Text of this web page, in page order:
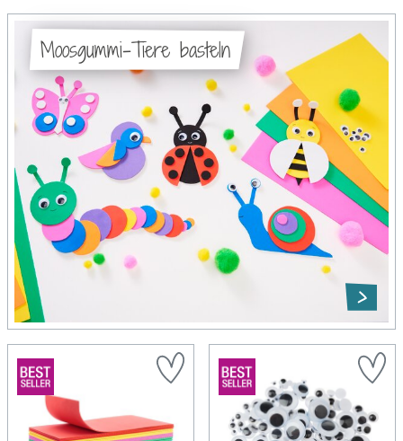
Moosgummi-Tiere basteln